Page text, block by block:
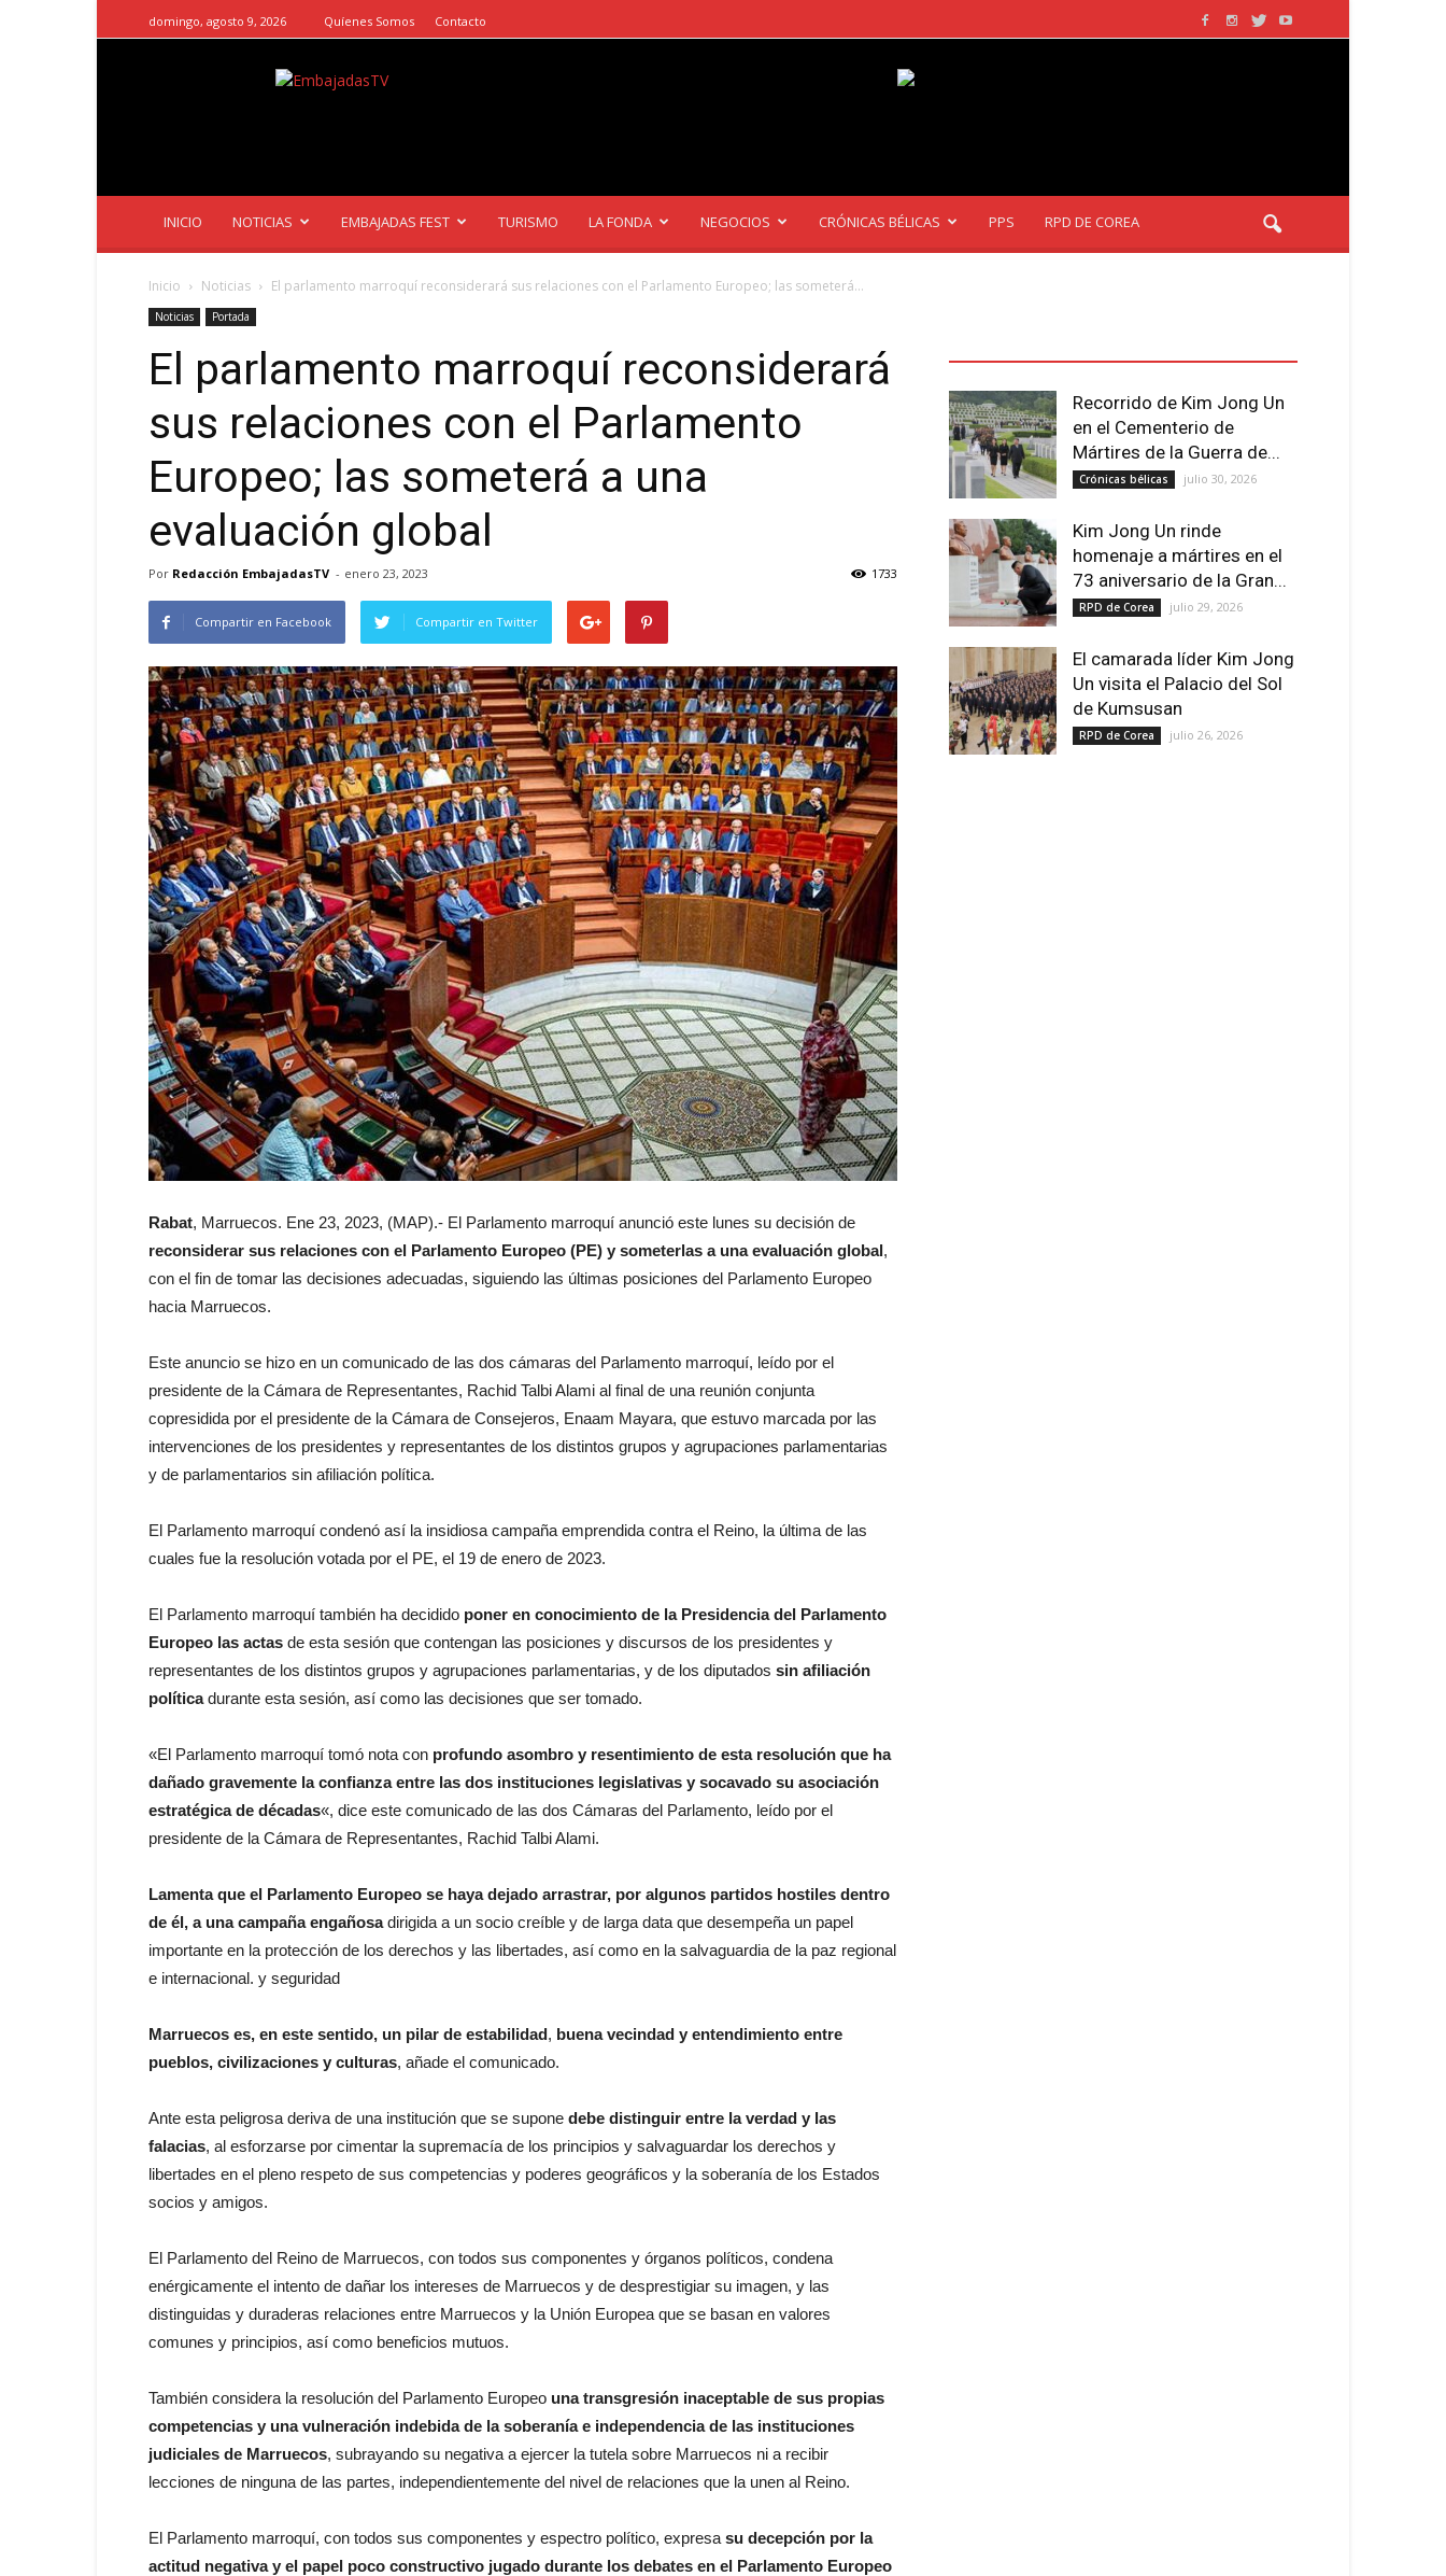
domingo, agosto 9, 2026 Quíenes Somos Contacto
EmbajadasTV
INICIO NOTICIAS EMBAJADAS FEST TURISMO LA FONDA NEGOCIOS CRÓNICAS BÉLICAS PPS RPD DE COREA
Inicio Noticias El parlamento marroquí reconsiderará sus relaciones con el Parlamento Europeo; las someterá...
Noticias Portada
El parlamento marroquí reconsiderará
sus relaciones con el Parlamento
Europeo; las someterá a una
evaluación global
Por Redacción EmbajadasTV - enero 23, 2023 1733
Compartir en Facebook Compartir en Twitter
Rabat, Marruecos. Ene 23, 2023, (MAP).- El Parlamento marroquí anunció este lunes su decisión de
reconsiderar sus relaciones con el Parlamento Europeo (PE) y someterlas a una evaluación global,
con el fin de tomar las decisiones adecuadas, siguiendo las últimas posiciones del Parlamento Europeo
hacia Marruecos.
Este anuncio se hizo en un comunicado de las dos cámaras del Parlamento marroquí, leído por el
presidente de la Cámara de Representantes, Rachid Talbi Alami al final de una reunión conjunta
copresidida por el presidente de la Cámara de Consejeros, Enaam Mayara, que estuvo marcada por las
intervenciones de los presidentes y representantes de los distintos grupos y agrupaciones parlamentarias
y de parlamentarios sin afiliación política.
El Parlamento marroquí condenó así la insidiosa campaña emprendida contra el Reino, la última de las
cuales fue la resolución votada por el PE, el 19 de enero de 2023.
El Parlamento marroquí también ha decidido poner en conocimiento de la Presidencia del Parlamento
Europeo las actas de esta sesión que contengan las posiciones y discursos de los presidentes y
representantes de los distintos grupos y agrupaciones parlamentarias, y de los diputados sin afiliación
políticadurante esta sesión, así como las decisiones que ser tomado.
«El Parlamento marroquí tomó nota con profundo asombro y resentimiento de esta resolución que ha
dañado gravemente la confianza entre las dos instituciones legislativas y socavado su asociación
estratégica de décadas«, dice este comunicado de las dos Cámaras del Parlamento, leído por el
presidente de la Cámara de Representantes, Rachid Talbi Alami.
Lamenta que el Parlamento Europeo se haya dejado arrastrar, por algunos partidos hostiles dentro
de él, a una campaña engañosadirigida a un socio creíble y de larga data que desempeña un papel
importante en la protección de los derechos y las libertades, así como en la salvaguardia de la paz regional
e internacional. y seguridad
Marruecos es, en este sentido, un pilar de estabilidad, buena vecindad y entendimiento entre
pueblos, civilizaciones y culturas, añade el comunicado.
Ante esta peligrosa deriva de una institución que se supone debe distinguir entre la verdad y las
falacias, al esforzarse por cimentar la supremacía de los principios y salvaguardar los derechos y
libertades en el pleno respeto de sus competencias y poderes geográficos y la soberanía de los Estados
socios y amigos.
El Parlamento del Reino de Marruecos, con todos sus componentes y órganos políticos, condena
enérgicamente el intento de dañar los intereses de Marruecos y de desprestigiar su imagen, y las
distinguidas y duraderas relaciones entre Marruecos y la Unión Europea que se basan en valores
comunes y principios, así como beneficios mutuos.
También considera la resolución del Parlamento Europeo una transgresión inaceptable de sus propias
competencias y una vulneración indebida de la soberanía e independencia de las instituciones
judiciales de Marruecos, subrayando su negativa a ejercer la tutela sobre Marruecos ni a recibir
lecciones de ninguna de las partes, independientemente del nivel de relaciones que la unen al Reino.
El Parlamento marroquí, con todos sus componentes y espectro político, expresa su decepción por la
actitud negativa y el papel poco constructivo jugado durante los debates en el Parlamento Europeo
Recorrido de Kim Jong Un
en el Cementerio de
Mártires de la Guerra de...
Crónicas bélicas julio 30, 2026
Kim Jong Un rinde
homenaje a mártires en el
73 aniversario de la Gran...
RPD de Corea julio 29, 2026
El camarada líder Kim Jong
Un visita el Palacio del Sol
de Kumsusan
RPD de Corea julio 26, 2026